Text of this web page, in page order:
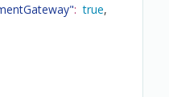
: true,